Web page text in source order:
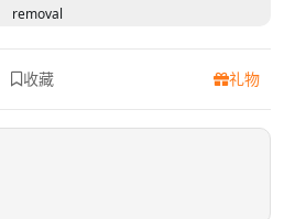
removal
收藏 礼物